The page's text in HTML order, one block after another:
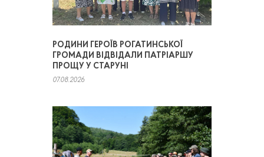
РОДИНИ ГЕРОЇВ РОГАТИНСЬКОЇ
ГРОМАДИ ВІДВІДАЛИ ПАТРІАРШУ
ПРОЩУ У СТАРУНІ
07.08.2026